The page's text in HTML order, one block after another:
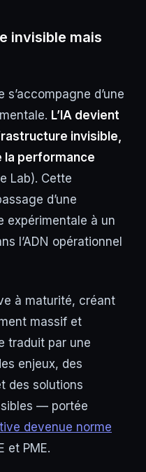
invisible mais
d’une
L’IA devient
invisible,
la performance
Lab). Cette
d’une
expérimentale à un
l’ADN opérationnel
à maturité, créant
massif et
traduit par une
enjeux, des
des solutions
— portée
devenue norme
et PME.